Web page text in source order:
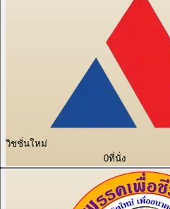
วิชชั่นใหม่
0ที่นั่ง